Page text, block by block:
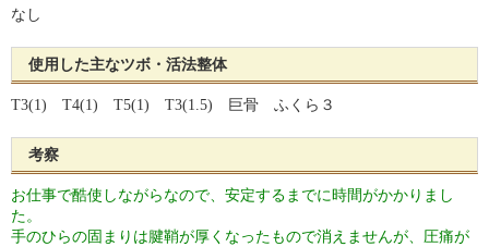
なし
使用した主なツボ・活法整体
T3(1) T4(1) T5(1) T3(1.5) 巨骨 ふくら３
考察
お仕事で酷使しながらなので、安定するまでに時間がかかりまし
た。
手のひらの固まりは腱鞘が厚くなったもので消えませんが、圧痛が